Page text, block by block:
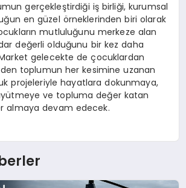
gerçekleştirdiği iş birliği, kurumsal
en güzel örneklerinden biri olarak
mutluluğunu merkeze alan
değerli olduğunu bir kez daha
gelecekte de çocuklardan
toplumun her kesimine uzanan
projeleriyle hayatlara dokunmaya,
ve topluma değer katan
almaya devam edecek.